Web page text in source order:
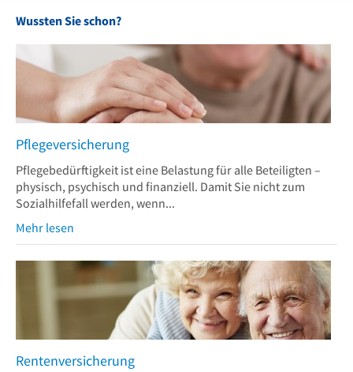
Wussten Sie schon?
Pflegeversicherung
Pflegebedürftigkeit ist eine Belastung für alle Beteiligten –
physisch, psychisch und finanziell. Damit Sie nicht zum
Sozialhilfefall werden, wenn...
Mehr lesen
Rentenversicherung